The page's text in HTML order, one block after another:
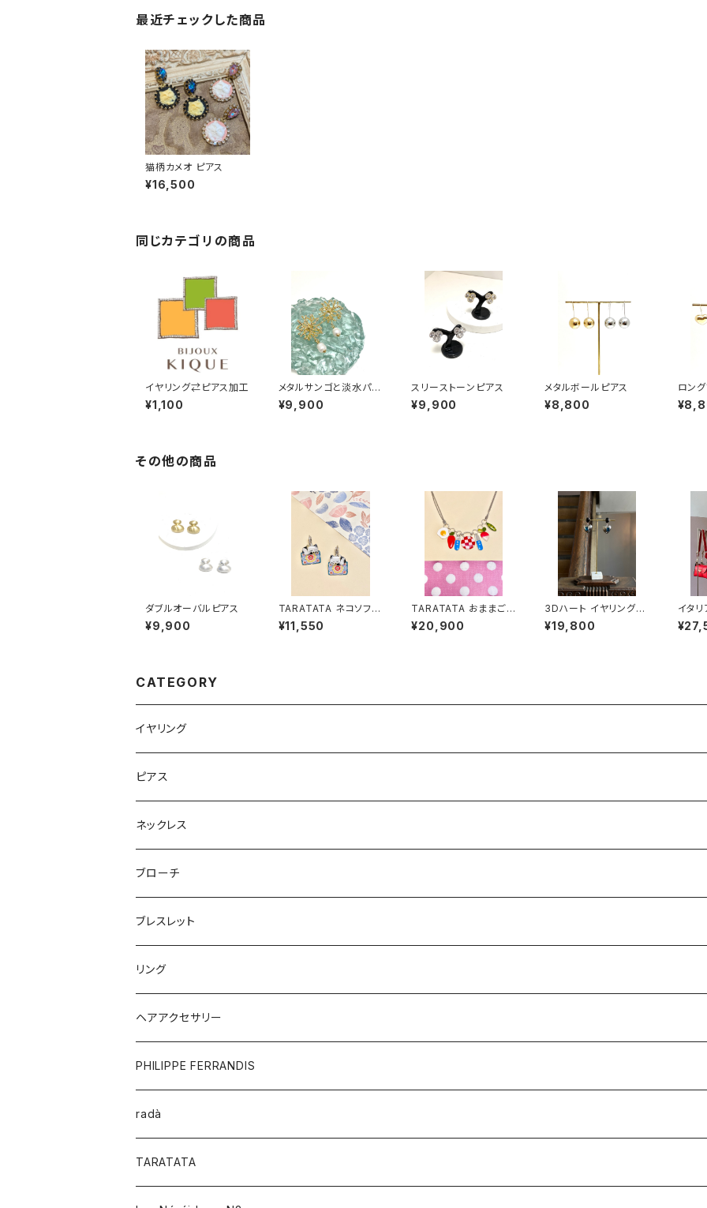
最近チェックした商品
猫柄カメオ ピアス
¥16,500
同じカテゴリの商品
イヤリング⇄ピアス加工
¥1,100
メタルサンゴと淡水パー
ル イヤリング・ピアス
¥9,900
スリーストーンピアス
¥9,900
メタルボールピアス
¥8,800
ロン
ス
その他の商品
ダブルオーバルピアス
¥9,900
TARATATA ネコソファ
ピアス #4
¥11,550
TARATATA おままごと
ネックレス
¥20,900
3Dハート イヤリング・
ピアス #1
¥19,800
イタ
クトロ
#2
CATEGORY
イヤリング
ピアス
ネックレス
ブローチ
ブレスレット
リング
ヘアアクセサリー
PHILIPPE FERRANDIS
radà
TARATATA